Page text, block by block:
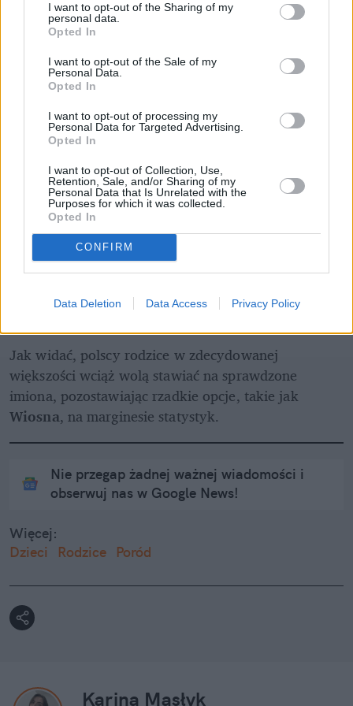
I want to opt-out of the Sharing of my
personal data.
Opted In
I want to opt-out of the Sale of my
Personal Data.
Opted In
I want to opt-out of processing my
Personal Data for Targeted Advertising.
Opted In
I want to opt-out of Collection, Use,
Retention, Sale, and/or Sharing of my
Personal Data that Is Unrelated with the
Purposes for which it was collected.
Opted In
CONFIRM
Data Deletion Data Access Privacy Policy
Łupiemy carski beton!  Drytooling
Liderki żeńskiego rankingu to kolejno:
Zofia
Zuzanna
Maja
Z kolei w rankingu męskim na podium uplasowali
Nikodem
Antoni
Jak widać, polscy rodzice w zdecydowanej
większości wciąż wolą stawiać na sprawdzone
Wiosna, na marginesie statystyk.
Nie przegap żadnej ważnej wiadomości i
obserwuj nas w Google News!
Więcej:
Dzieci
Rodzice Poród
Karina Masłyk